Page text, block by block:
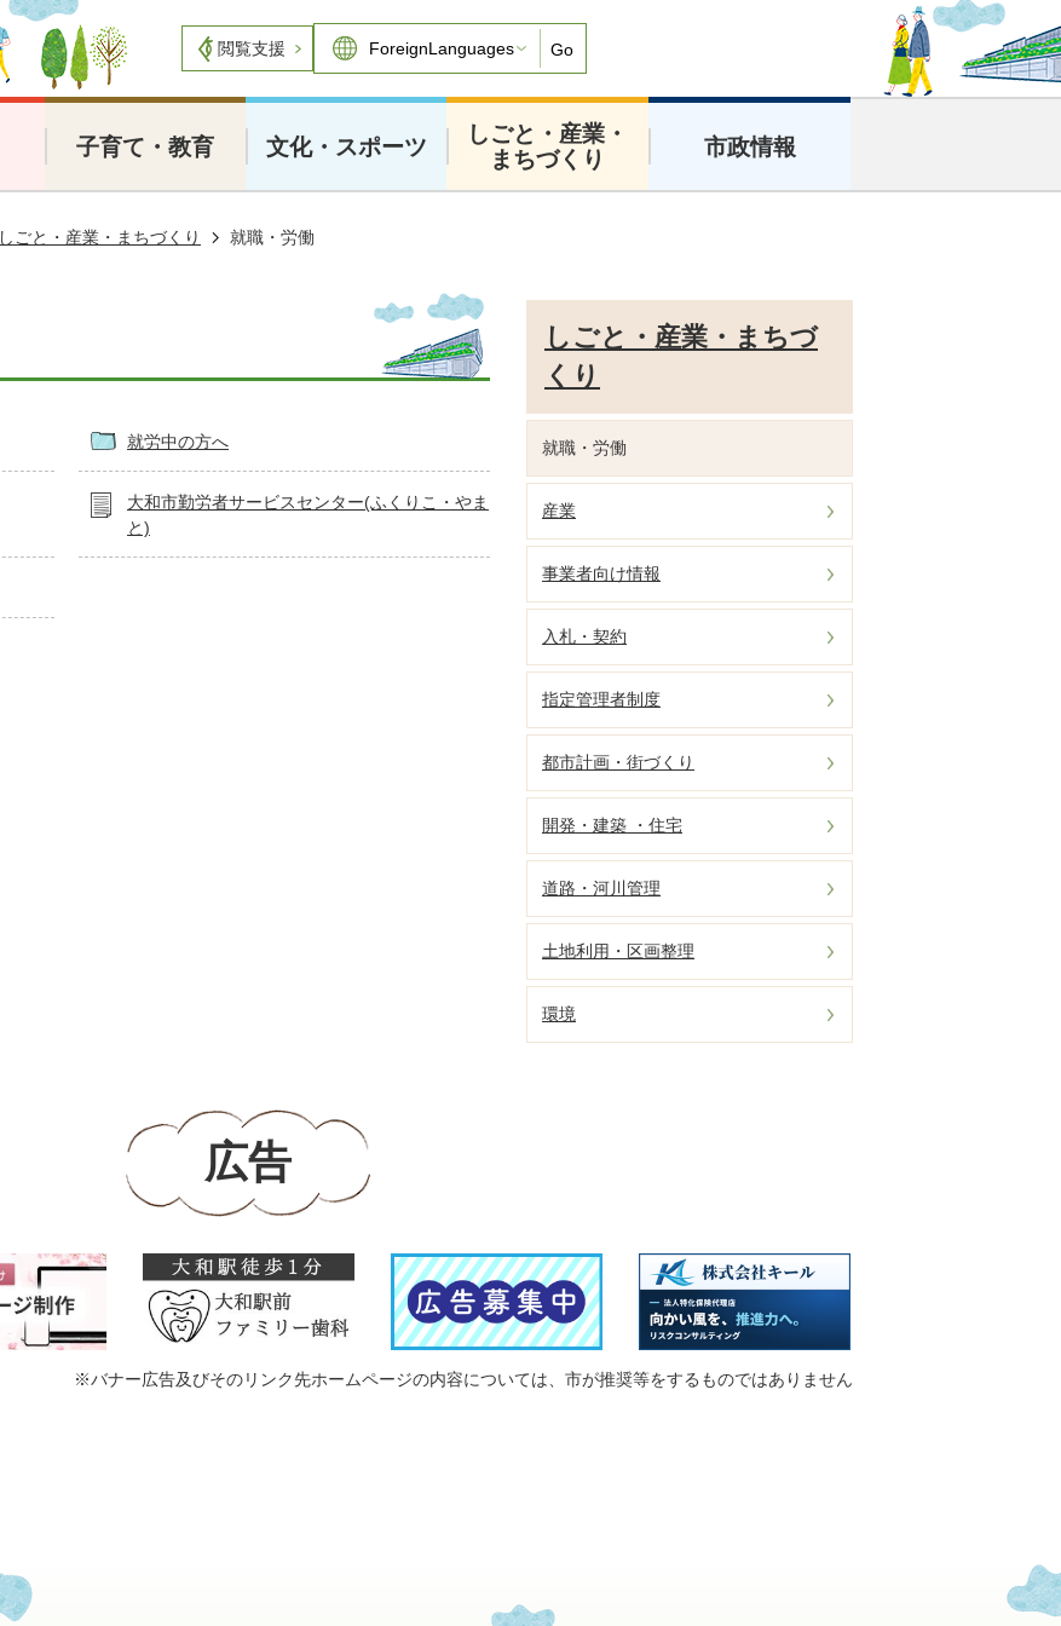
閲覧支援 Go
子育て・教育 文化・スポーツ
しごと・産業・
まちづくり
市政情報
しごと・産業・まちづくり 就職・労働
就労中の方へ
大和市勤労者サービスセンター(ふくりこ・やま
と)
しごと・産業・まちづ
くり
就職・労働
産業
事業者向け情報
入札・契約
指定管理者制度
都市計画・街づくり
開発・建築 ・住宅
道路・河川管理
土地利用・区画整理
環境
広告
※バナー広告及びそのリンク先ホームページの内容については、市が推奨等をするものではありません